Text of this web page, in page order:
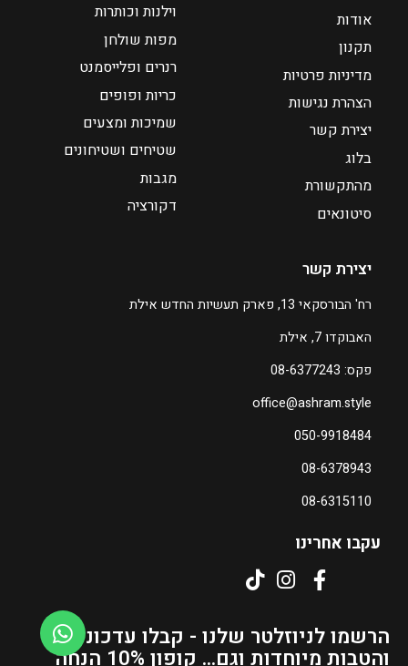
עקבו אחרינו
הרשמו לניוזלטר שלנו - קבלו עדכונים
והטבות מיוחדות וגם... קופון 10% הנחה
יצירת קשר
רח' הבורסקאי 13, פארק תעשיות החדש אילת
האבוקדו 7, אילת
פקס: 08-6377243
office@ashram.style
050-9918484
08-6378943
08-6315110
וילנות וכותרות
מפות שולחן
רנרים ופלייסמנט
כריות ופופים
שמיכות ומצעים
שטיחים ושטיחונים
מגבות
דקורציה
אודות
תקנון
מדיניות פרטיות
הצהרת נגישות
יצירת קשר
בלוג
מהתקשורת
סיטונאים